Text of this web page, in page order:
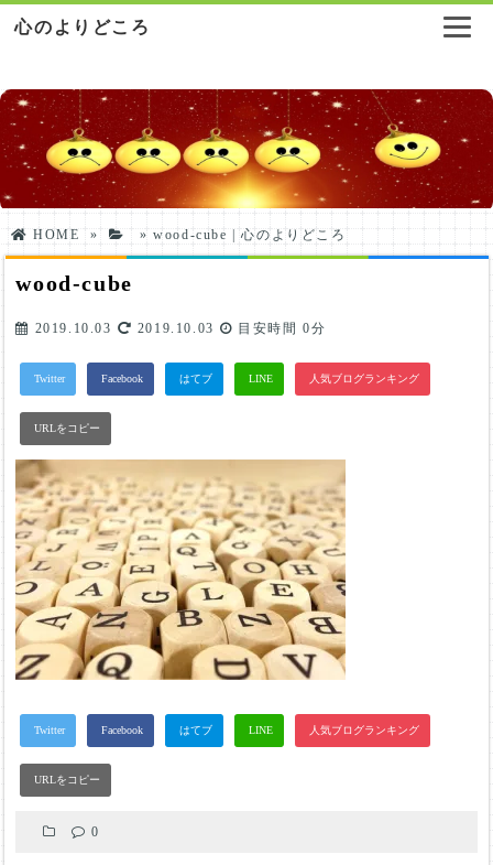
心のよりどころ
HOME » »wood-cube | 心のよりどころ
wood-cube
2019.10.03 2019.10.03 目安時間0分
0